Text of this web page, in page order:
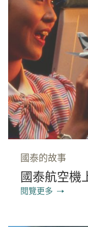
國泰的故事
國泰航空機
閱覽更多